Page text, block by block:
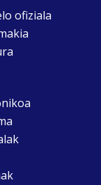
ofiziala